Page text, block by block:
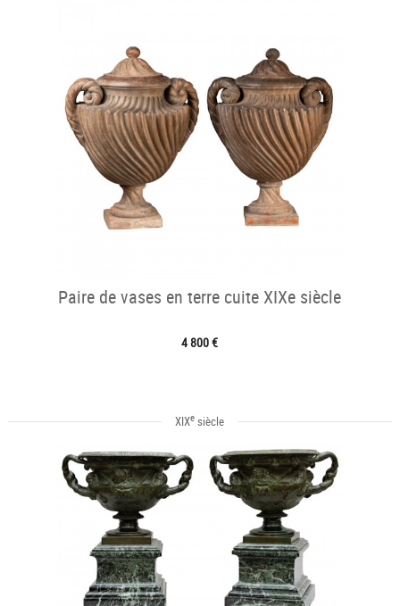
Paire de vases en terre cuite XIXe siècle
4 800 €
XIXe siècle